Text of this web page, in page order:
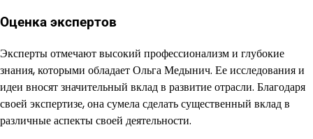
Оценка экспертов
Эксперты отмечают высокий профессионализм и глубокие
знания, которыми обладает Ольга Медынич. Ее исследования и
идеи вносят значительный вклад в развитие отрасли. Благодаря
своей экспертизе, она сумела сделать существенный вклад в
различные аспекты своей деятельности.